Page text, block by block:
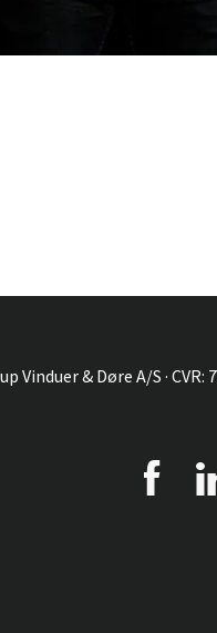
Vinduer & Døre A/S · CVR: